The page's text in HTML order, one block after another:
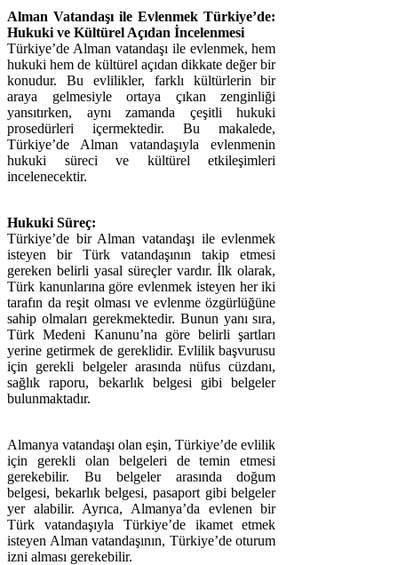
Alman Vatandaşı ile Evlenmek Türkiye’de:
Hukuki ve Kültürel Açıdan İncelenmesi
Türkiye’de Alman vatandaşı ile evlenmek, hem
hukuki hem de kültürel açıdan dikkate değer bir
konudur. Bu evlilikler, farklı kültürlerin bir
araya gelmesiyle ortaya çıkan zenginliği
yansıtırken, aynı zamanda çeşitli hukuki
prosedürleri içermektedir. Bu makalede,
Türkiye’de Alman vatandaşıyla evlenmenin
hukuki süreci ve kültürel etkileşimleri
incelenecektir.
Hukuki Süreç:
Türkiye’de bir Alman vatandaşı ile evlenmek
isteyen bir Türk vatandaşının takip etmesi
gereken belirli yasal süreçler vardır. İlk olarak,
Türk kanunlarına göre evlenmek isteyen her iki
tarafın da reşit olması ve evlenme özgürlüğüne
sahip olmaları gerekmektedir. Bunun yanı sıra,
Türk Medeni Kanunu’na göre belirli şartları
yerine getirmek de gereklidir. Evlilik başvurusu
için gerekli belgeler arasında nüfus cüzdanı,
sağlık raporu, bekarlık belgesi gibi belgeler
bulunmaktadır.
Almanya vatandaşı olan eşin, Türkiye’de evlilik
için gerekli olan belgeleri de temin etmesi
gerekebilir. Bu belgeler arasında doğum
belgesi, bekarlık belgesi, pasaport gibi belgeler
yer alabilir. Ayrıca, Almanya’da evlenen bir
Türk vatandaşıyla Türkiye’de ikamet etmek
isteyen Alman vatandaşının, Türkiye’de oturum
izni alması gerekebilir.